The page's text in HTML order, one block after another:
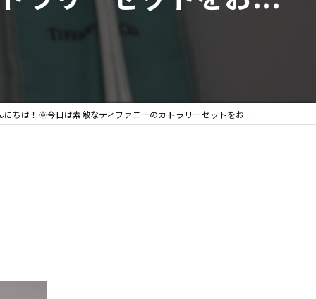
ネックレス
にちは！🌞今日は素敵なティファニーのカトラリーセットをお...